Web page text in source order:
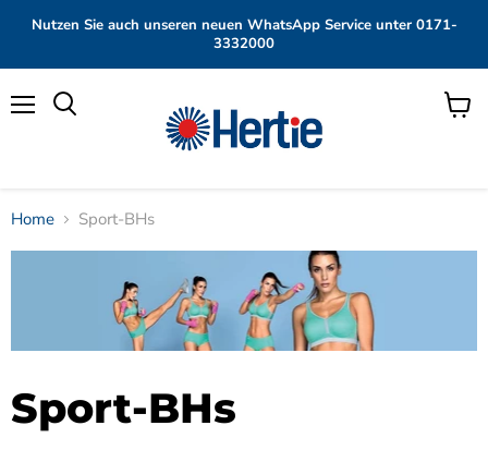
Nutzen Sie auch unseren neuen WhatsApp Service unter 0171-
3332000
Home Sport-BHs
Sport-BHs